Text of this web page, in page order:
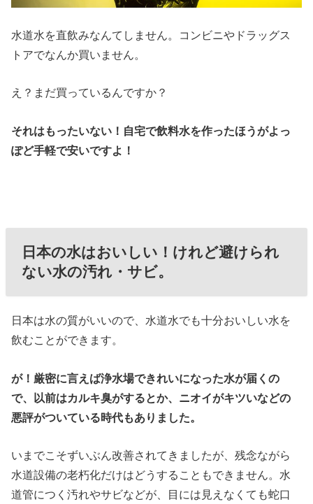
水道水を直飲みなんてしません。コンビニやドラッグス
トアでなんか買いません。
え？まだ買っているんですか？
それはもったいない！自宅で飲料水を作ったほうがよっ
ぽど手軽で安いですよ！
日本の水はおいしい！けれど避けられ
ない水の汚れ・サビ。
日本は水の質がいいので、水道水でも十分おいしい水を
飲むことができます。
が！厳密に言えば浄水場できれいになった水が届くの
で、以前はカルキ臭がするとか、ニオイがキツいなどの
悪評がついている時代もありました。
いまでこそずいぶん改善されてきましたが、残念ながら
水道設備の老朽化だけはどうすることもできません。水
道管につく汚れやサビなどが、目には見えなくても蛇口